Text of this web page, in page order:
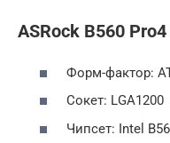
ASRock B560 Pro4
Форм-фактор:
Сокет: LGA1200
Чипсет: Intel